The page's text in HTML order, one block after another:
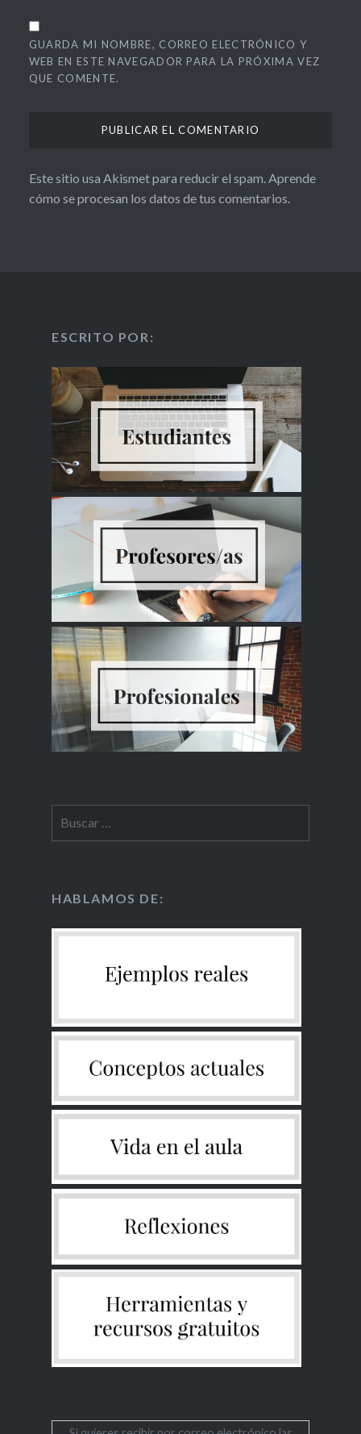
GUARDA MI NOMBRE, CORREO ELECTRÓNICO Y
WEB EN ESTE NAVEGADOR PARA LA PRÓXIMA VEZ
QUE COMENTE.
Este sitio usa Akismet para reducir el spam. Aprende
cómo se procesan los datos de tus comentarios.
ESCRITO POR:
HABLAMOS DE: